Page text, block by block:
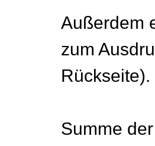
Außerdem
zum
Rückseite).
Summe